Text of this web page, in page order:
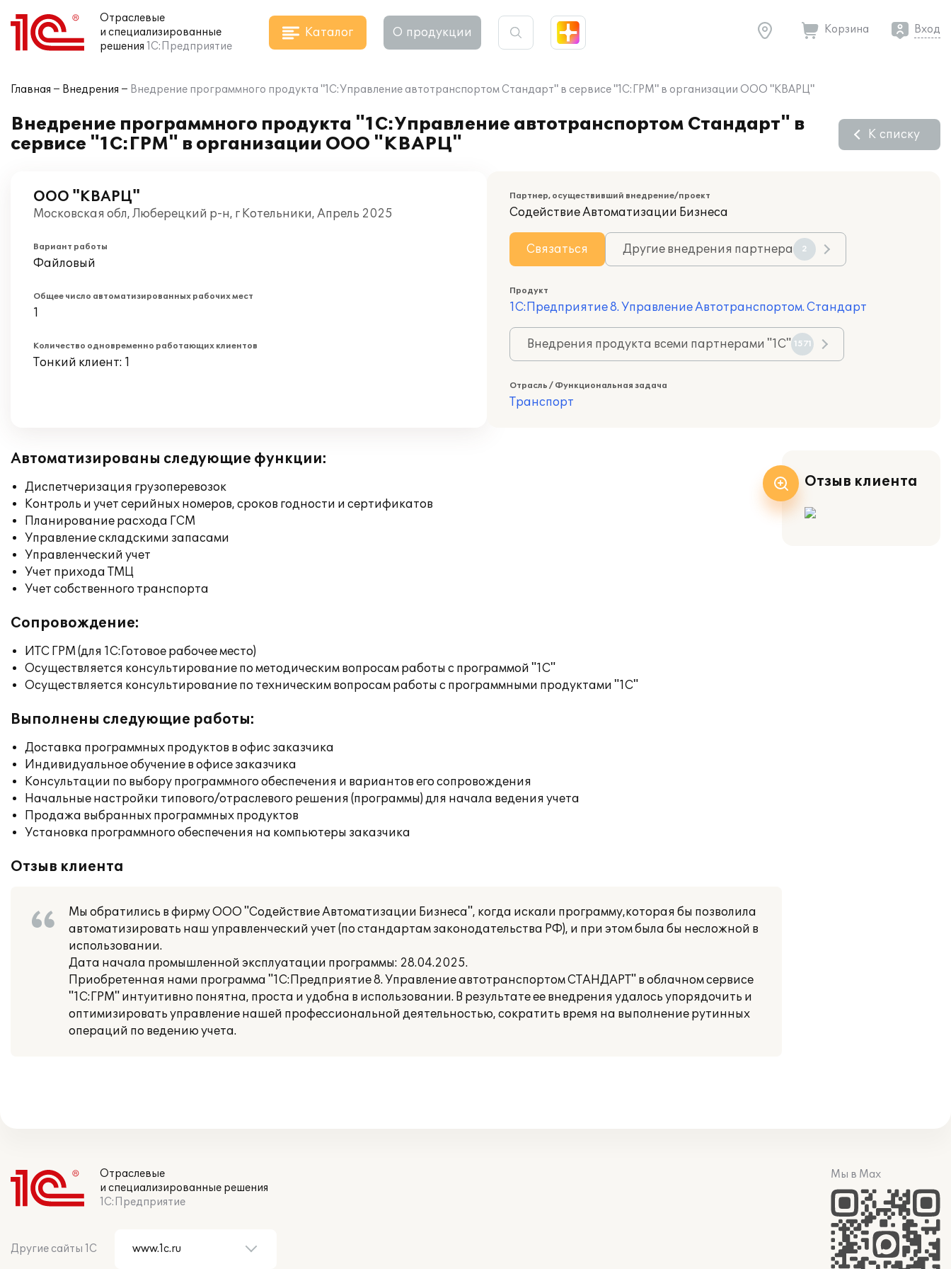
Отраслевые
и специализированные
решения 1С:Предприятие
Каталог О продукции Корзина Вход
Главная Внедрения Внедрение программного продукта "1С:Управление автотранспортом Стандарт" в сервисе "1С:ГРМ" в организации ООО "КВАРЦ"
Внедрение программного продукта "1С:Управление автотранспортом Стандарт" в
сервисе "1С:ГРМ" в организации ООО "КВАРЦ"
К списку
ООО "КВАРЦ"
Московская обл, Люберецкий р-н, г Котельники, Апрель 2025
Вариант работы
Файловый
Общее число автоматизированных рабочих мест
1
Количество одновременно работающих клиентов
Тонкий клиент: 1
Партнер, осуществивший внедрение/проект
Содействие Автоматизации Бизнеса
Связаться Другие внедрения партнера 2
Продукт
1С:Предприятие 8. Управление Автотранспортом. Стандарт
Внедрения продукта всеми партнерами "1С" 1571
Отрасль / Функциональная задача
Транспорт
Автоматизированы следующие функции:
Диспетчеризация грузоперевозок
Контроль и учет серийных номеров, сроков годности и сертификатов
Планирование расхода ГСМ
Управление складскими запасами
Управленческий учет
Учет прихода ТМЦ
Учет собственного транспорта
Сопровождение:
ИТС ГРМ (для 1С:Готовое рабочее место)
Осуществляется консультирование по методическим вопросам работы с программой "1С"
Осуществляется консультирование по техническим вопросам работы с программными продуктами "1С"
Выполнены следующие работы:
Доставка программных продуктов в офис заказчика
Индивидуальное обучение в офисе заказчика
Консультации по выбору программного обеспечения и вариантов его сопровождения
Начальные настройки типового/отраслевого решения (программы) для начала ведения учета
Продажа выбранных программных продуктов
Установка программного обеспечения на компьютеры заказчика
Отзыв клиента
Мы обратились в фирму ООО "Содействие Автоматизации Бизнеса", когда искали программу,которая бы позволила
автоматизировать наш управленческий учет (по стандартам законодательства РФ), и при этом была бы несложной в
использовании.
Дата начала промышленной эксплуатации программы: 28.04.2025.
Приобретенная нами программа "1С:Предприятие 8. Управление автотранспортом СТАНДАРТ" в облачном сервисе
"1С:ГРМ" интуитивно понятна, проста и удобна в использовании. В результате ее внедрения удалось упорядочить и
оптимизировать управление нашей профессиональной деятельностью, сократить время на выполнение рутинных
операций по ведению учета.
Отзыв клиента
Отраслевые
и специализированные решения
1С:Предприятие
Другие сайты 1С
Мы в Max